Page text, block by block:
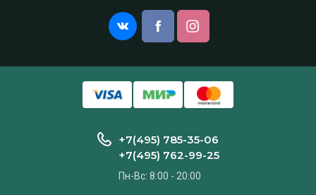
+7(495) 785-35-06
+7(495) 762-99-25
Пн-Вс: 8:00 - 20:00